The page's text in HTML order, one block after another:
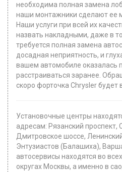
необходима полная замена
наши монтажники сделают ее
Наши услуги при всей их
назвать накладными, даже в
требуется полная замена
досадная неприятность, и
вашем автомобиле оказалась
расстраиваться заранее.
скоро форточка Chrysler будет
Установочные центры
адресам: Рязанский проспект,
Дмитровское шоссе,
Энтузиастов (Балашиха),
автосервисы находятся во
округах Москвы, а именно в